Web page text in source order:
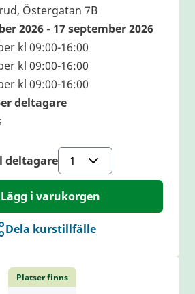
Östergatan 7B
2026 - 17 september 2026
kl 09:00-16:00
kl 09:00-16:00
kl 09:00-16:00
deltagare
deltagare
Lägg i varukorgen
Dela kurstillfälle
Platser finns